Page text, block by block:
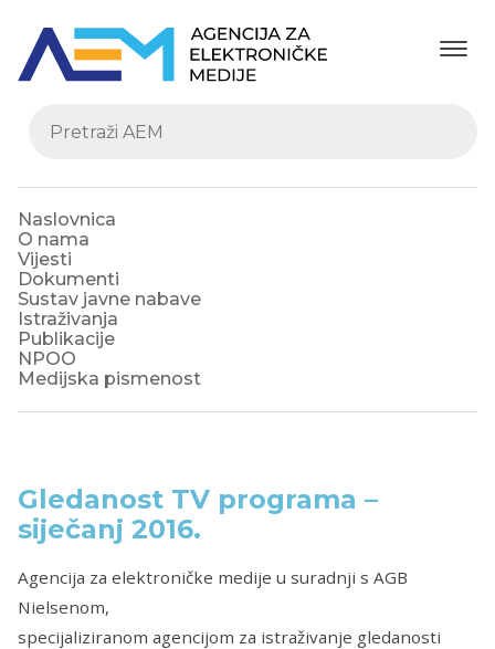
Naslovnica
O nama
Vijesti
Dokumenti
Sustav javne nabave
Istraživanja
Publikacije
NPOO
Medijska pismenost
Gledanost TV programa –
siječanj 2016.
Agencija za elektroničke medije u suradnji s AGB
Nielsenom,
specijaliziranom agencijom za istraživanje gledanosti